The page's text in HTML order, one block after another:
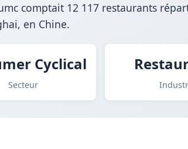
comptait 12 117 restaurants
en Chine.
Cyclical
Secteur